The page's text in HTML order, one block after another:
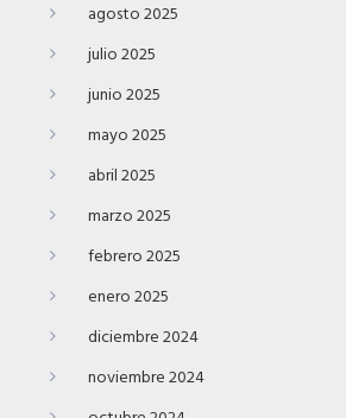
agosto 2025
julio 2025
junio 2025
mayo 2025
abril 2025
marzo 2025
febrero 2025
enero 2025
diciembre 2024
noviembre 2024